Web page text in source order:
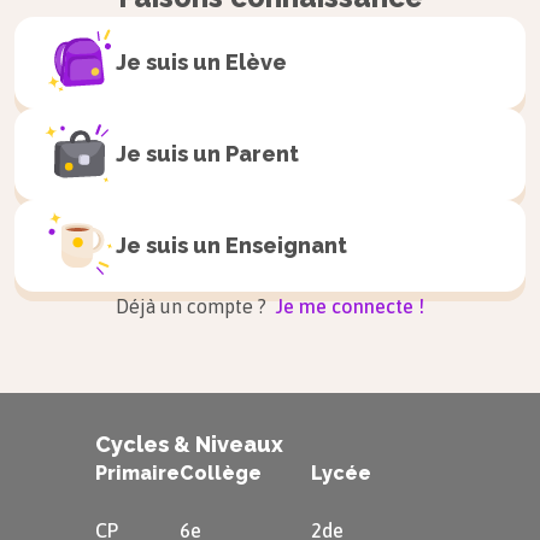
Je suis un Elève
Je suis un Parent
Je suis un Enseignant
Déjà un compte ? Je me connecte !
Cycles & Niveaux
Primaire
CP
Collège
6e
Lycée
2de